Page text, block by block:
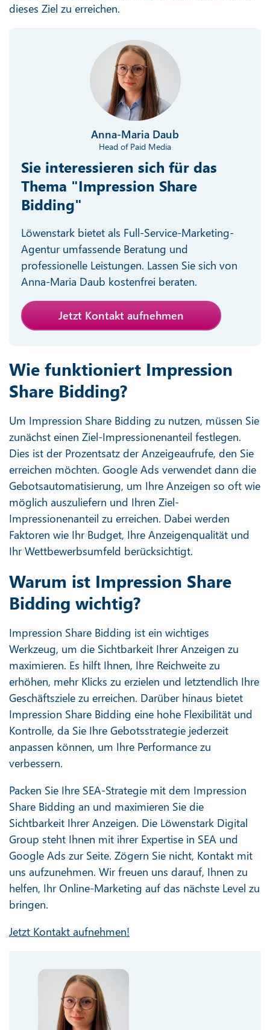
dieses Ziel zu erreichen.
Anna-Maria Daub
Head of Paid Media
Sie interessieren sich für das
Thema "Impression Share
Bidding"
Löwenstark bietet als Full-Service-Marketing-
Agentur umfassende Beratung und
professionelle Leistungen. Lassen Sie sich von
Anna-Maria Daub kostenfrei beraten.
Jetzt Kontakt aufnehmen
Wie funktioniert Impression
Share Bidding?
Um Impression Share Bidding zu nutzen, müssen Sie
zunächst einen Ziel-Impressionenanteil festlegen.
Dies ist der Prozentsatz der Anzeigeaufrufe, den Sie
erreichen möchten. Google Ads verwendet dann die
Gebotsautomatisierung, um Ihre Anzeigen so oft wie
möglich auszuliefern und Ihren Ziel-
Impressionenanteil zu erreichen. Dabei werden
Faktoren wie Ihr Budget, Ihre Anzeigenqualität und
Ihr Wettbewerbsumfeld berücksichtigt.
Warum ist Impression Share
Bidding wichtig?
Impression Share Bidding ist ein wichtiges
Werkzeug, um die Sichtbarkeit Ihrer Anzeigen zu
maximieren. Es hilft Ihnen, Ihre Reichweite zu
erhöhen, mehr Klicks zu erzielen und letztendlich Ihre
Geschäftsziele zu erreichen. Darüber hinaus bietet
Impression Share Bidding eine hohe Flexibilität und
Kontrolle, da Sie Ihre Gebotsstrategie jederzeit
anpassen können, um Ihre Performance zu
verbessern.
Packen Sie Ihre SEA-Strategie mit dem Impression
Share Bidding an und maximieren Sie die
Sichtbarkeit Ihrer Anzeigen. Die Löwenstark Digital
Group steht Ihnen mit ihrer Expertise in SEA und
Google Ads zur Seite. Zögern Sie nicht, Kontakt mit
uns aufzunehmen. Wir freuen uns darauf, Ihnen zu
helfen, Ihr Online-Marketing auf das nächste Level zu
bringen.
Jetzt Kontakt aufnehmen!